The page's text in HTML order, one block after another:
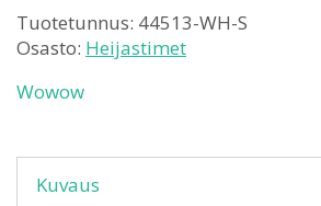
Tuotetunnus: 44513-WH-S
Osasto: Heijastimet
Wowow
Kuvaus